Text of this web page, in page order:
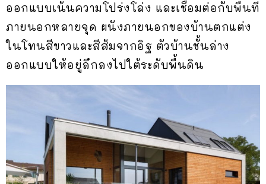
ออกแบบเน้นความโปร่งโล่ง และเชื่อมต่อกับพื้นที่
ภายนอกหลายจุด ผนังภายนอกของบ้านตกแต่ง
ในโทนสีขาวและสีส้มจากอิฐ ตัวบ้านชั้นล่าง
ออกแบบให้อยู่ลึกลงไปใต้ระดับพื้นดิน